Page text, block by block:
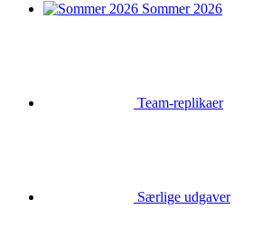
Sommer 2026
Team-replikaer
Særlige udgaver